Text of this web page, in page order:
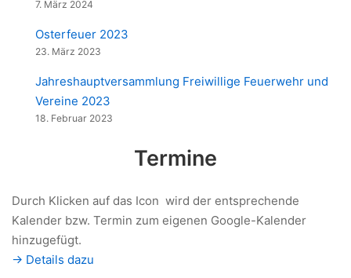
7. März 2024
Osterfeuer 2023
23. März 2023
Jahreshauptversammlung Freiwillige Feuerwehr und
Vereine 2023
18. Februar 2023
Termine
Durch Klicken auf das Icon wird der entsprechende
Kalender bzw. Termin zum eigenen Google-Kalender
hinzugefügt.
-> Details dazu